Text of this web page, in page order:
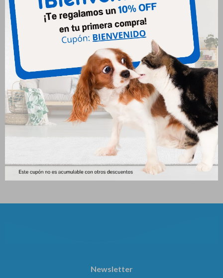
Yerba Gatera En Tubo
Rascador Para Gato
Esquinero
202
Newsletter